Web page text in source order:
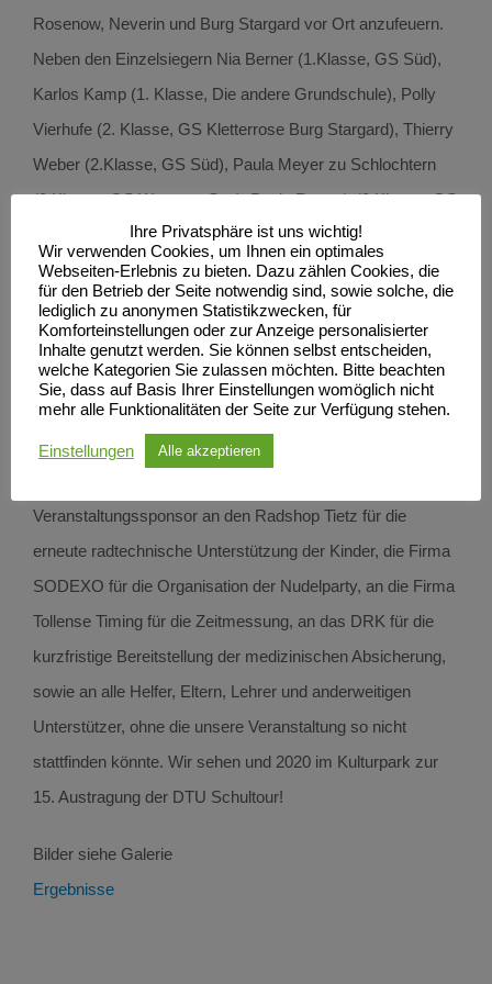
Rosenow, Neverin und Burg Stargard vor Ort anzufeuern.
Neben den Einzelsiegern Nia Berner (1.Klasse, GS Süd),
Karlos Kamp (1. Klasse, Die andere Grundschule), Polly
Vierhufe (2. Klasse, GS Kletterrose Burg Stargard), Thierry
Weber (2.Klasse, GS Süd), Paula Meyer zu Schlochtern
(3.Klasse, GS West am See), Paulo Raasch (3.Klasse, GS
Süd), Tia Lüder (4.Klasse, Grundshcule Neverin) und Birk
Bült (4.Klasse, Grundschule Neverin) konnte sich nicht
ganz unerwartet die Grundschule Süd den Pokal für die
erfolgreichste Schule sichern. Wegen
Terminüberschneidungen konnte in diesem Jahr der
langjährige Widersacher der Grundschule Süd, die
Grundschule West am See, leider nicht teilnehmen.
Veranstaltungssponsor an den Radshop Tietz für die
erneute radtechnische Unterstützung der Kinder, die Firma
SODEXO für die Organisation der Nudelparty, an die Firma
Tollense Timing für die Zeitmessung, an das DRK für die
kurzfristige Bereitstellung der medizinischen Absicherung,
sowie an alle Helfer, Eltern, Lehrer und anderweitigen
Unterstützer, ohne die unsere Veranstaltung so nicht
stattfinden könnte. Wir sehen und 2020 im Kulturpark zur
15. Austragung der DTU Schultour!
Bilder siehe Galerie
Ergebnisse
Ihre Privatsphäre ist uns wichtig!
Wir verwenden Cookies, um Ihnen ein optimales
Webseiten-Erlebnis zu bieten. Dazu zählen Cookies, die
für den Betrieb der Seite notwendig sind, sowie solche, die
lediglich zu anonymen Statistikzwecken, für
Komforteinstellungen oder zur Anzeige personalisierter
Inhalte genutzt werden. Sie können selbst entscheiden,
welche Kategorien Sie zulassen möchten. Bitte beachten
Sie, dass auf Basis Ihrer Einstellungen womöglich nicht
mehr alle Funktionalitäten der Seite zur Verfügung stehen.
Einstellungen Alle akzeptieren